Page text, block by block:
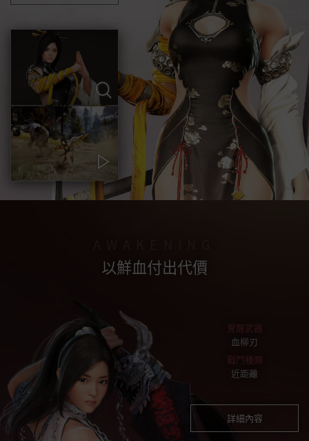
以鮮血付出代價
覺醒武器
血柳刃
戰鬥種類
近距離
詳細內容